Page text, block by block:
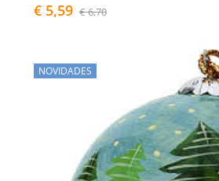
€ 5,59 € 6,70
NOVIDADES